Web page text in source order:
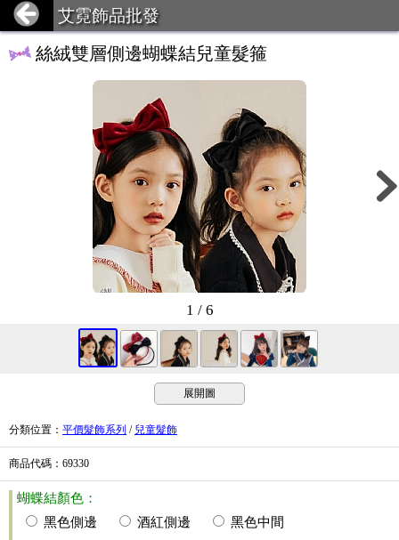
艾霓飾品批發
絲絨雙層側邊蝴蝶結兒童髮箍
1 / 6
展開圖
分類位置 ： 平價髮飾系列 / 兒童髮飾
商品代碼 ：69330
蝴蝶結顏色：
黑色側邊
酒紅側邊 黑色中間